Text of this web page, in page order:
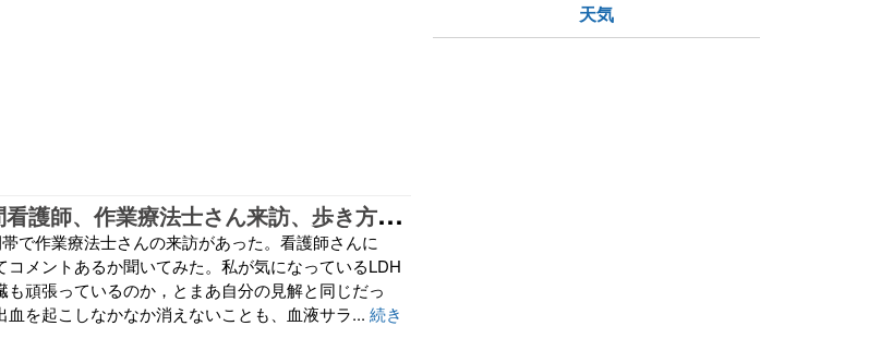
日
常に戻って24 〜訪問看護師、作業療法士さん来訪、歩き方など
で作業療法士さんの来訪があった。看護師さんに
メントあるか聞いてみた。私が気になっているLDH
頑張っているのか，とまあ自分の見解と同じだっ
を起こしなかなか消えないことも、血液サラ... 続き
天気